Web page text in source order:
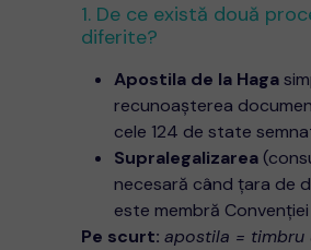
1. De ce există două
diferite?
Apostila de la Haga
recunoașterea
cele 124 de state
Supralegalizarea
necesară când țara de
este membră Convenției
Pe scurt: apostila = timbru